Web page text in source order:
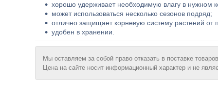
хорошо удерживает необходимую влагу в нужном
может использоваться несколько сезонов подряд;
отлично защищает корневую систему растений от
удобен в хранении.
Мы оставляем за собой право отказать в поставке
Цена на сайте носит информационный характер и не